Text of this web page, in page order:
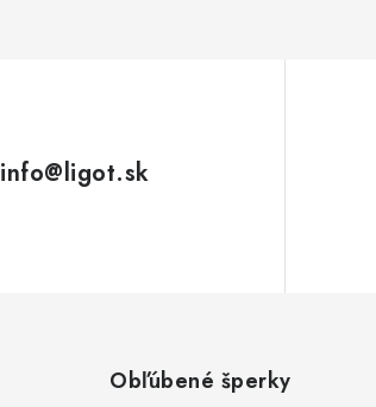
info@ligot.sk
Obľúbené šperky